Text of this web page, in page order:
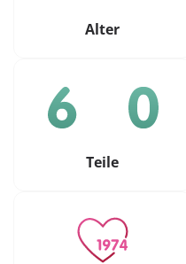
Alter
Teile